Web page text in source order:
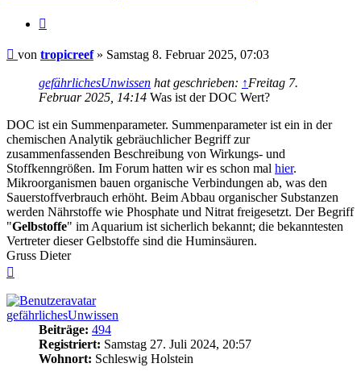
Beitrag
von tropicreef» Samstag 8. Februar 2025, 07:03
gefährlichesUnwissen hat geschrieben: ↑Freitag 7.
Februar 2025, 14:14 Was ist der DOC Wert?
DOC ist ein Summenparameter. Summenparameter ist ein in der
chemischen Analytik gebräuchlicher Begriff zur
zusammenfassenden Beschreibung von Wirkungs- und
Stoffkenngrößen. Im Forum hatten wir es schon mal hier.
Mikroorganismen bauen organische Verbindungen ab, was den
Sauerstoffverbrauch erhöht. Beim Abbau organischer Substanzen
werden Nährstoffe wie Phosphate und Nitrat freigesetzt. Der Begriff
"Gelbstoffe" im Aquarium ist sicherlich bekannt; die bekanntesten
Vertreter dieser Gelbstoffe sind die Huminsäuren.
Gruss Dieter
gefährlichesUnwissen
Beiträge: 494
Registriert: Samstag 27. Juli 2024, 20:57
Wohnort: Schleswig Holstein